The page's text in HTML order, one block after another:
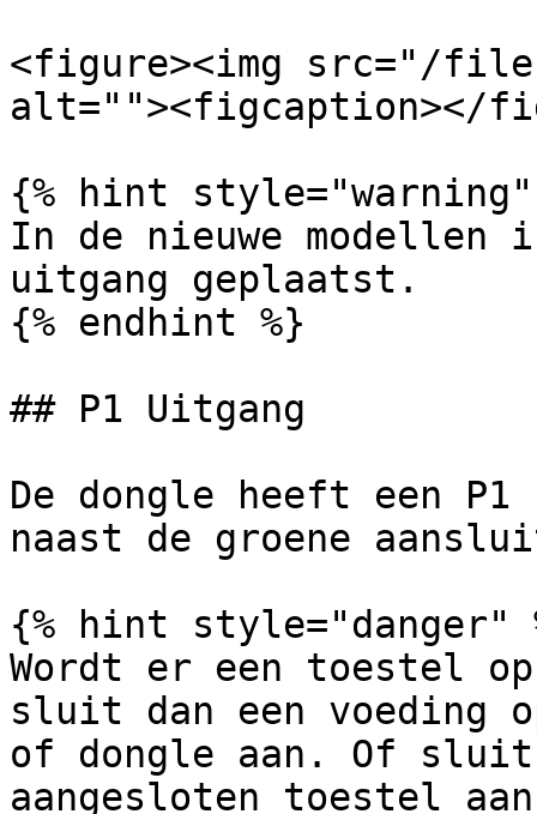
<figure><img src="/files/
alt=""><figcaption></
{% hint style="warning"
In de nieuwe
uitgang geplaatst.
{% endhint %}
## P1 Uitgang
De dongle heeft een
naast de groene
{% hint style="danger"
Wordt er een toestel
sluit dan een voeding
of dongle aan. Of
aangesloten toestel